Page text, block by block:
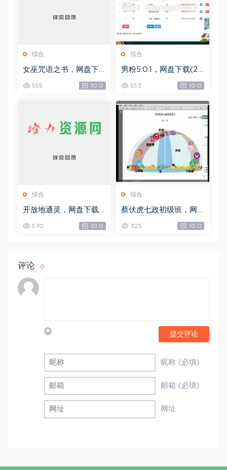
综合
女巫咒语之书，网盘下
555 10.0
综合
男粉5.0.1，网盘下载(25
553 10.0
综合
开放地通灵，网盘下载
570 10.0
综合
蔡伏虎七政初级班，网
325 10.0
评论 0
提交评论
昵称 (必填)
邮箱 (必填)
网址